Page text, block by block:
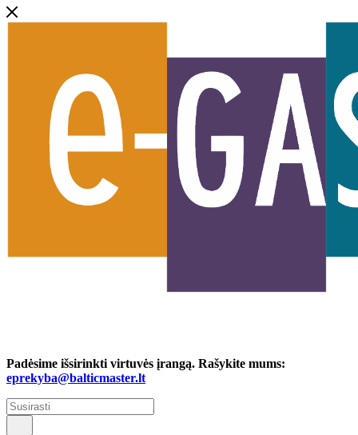
Padėsime išsirinkti virtuvės įrangą. Rašykite mums:
eprekyba@balticmaster.lt